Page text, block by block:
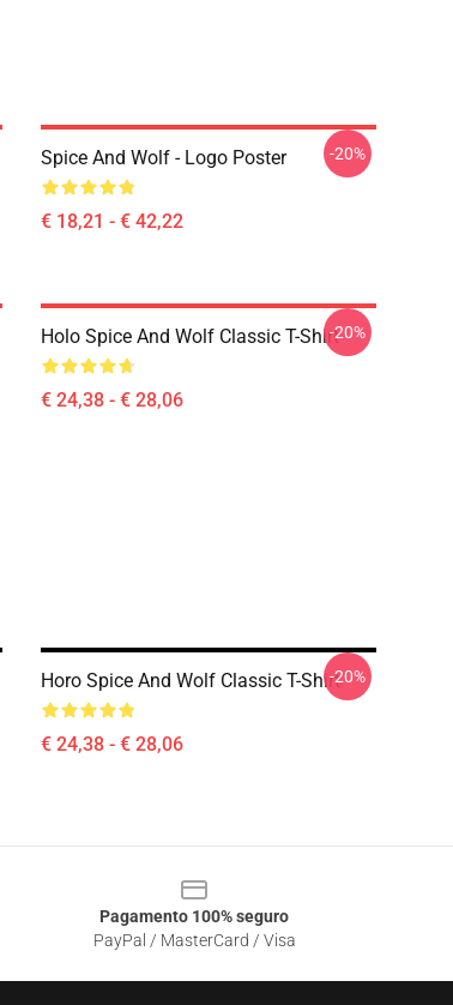
Spice And Wolf - Logo Poster
€ 18,21 - € 42,22
-20%
Holo Spice And Wolf Classic T-Shirt
€ 24,38 - € 28,06
-20%
Horo Spice And Wolf Classic T-Shirt
€ 24,38 - € 28,06
-20%
Pagamento 100% seguro
PayPal / MasterCard / Visa